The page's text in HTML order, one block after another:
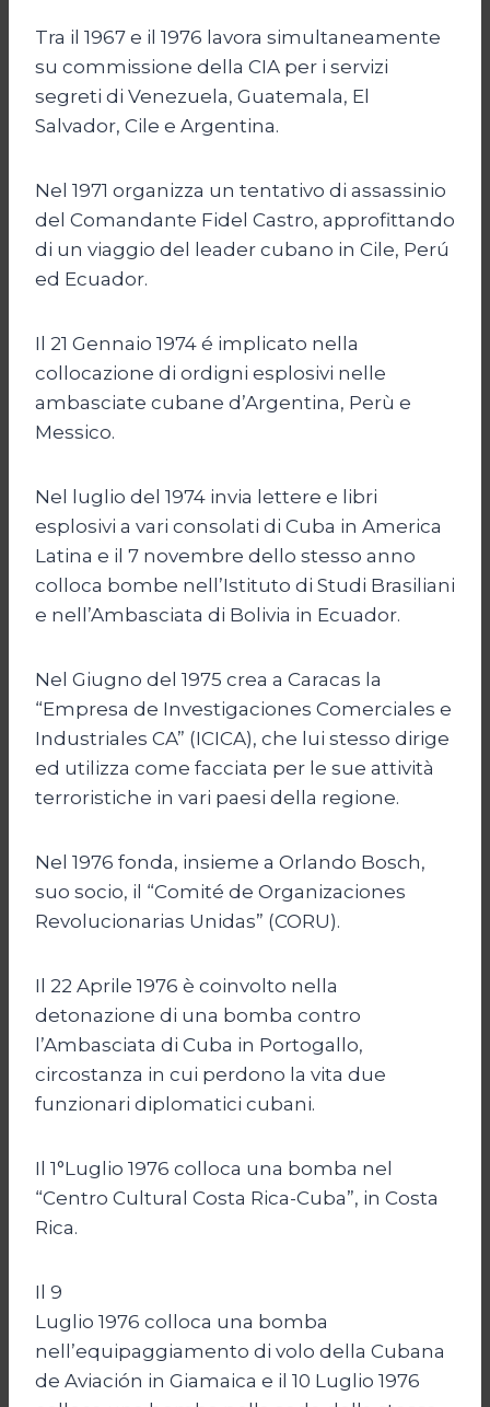
Tra il 1967 e il 1976 lavora simultaneamente
su commissione della CIA per i servizi
segreti di Venezuela, Guatemala, El
Salvador, Cile e Argentina.
Nel 1971 organizza un tentativo di assassinio
del Comandante Fidel Castro, approfittando
di un viaggio del leader cubano in Cile, Perú
ed Ecuador.
Il 21 Gennaio 1974 é implicato nella
collocazione di ordigni esplosivi nelle
ambasciate cubane d’Argentina, Perù e
Messico.
Nel luglio del 1974 invia lettere e libri
esplosivi a vari consolati di Cuba in America
Latina e il 7 novembre dello stesso anno
colloca bombe nell’Istituto di Studi Brasiliani
e nell’Ambasciata di Bolivia in Ecuador.
Nel Giugno del 1975 crea a Caracas la
“Empresa de Investigaciones Comerciales e
Industriales CA” (ICICA), che lui stesso dirige
ed utilizza come facciata per le sue attività
terroristiche in vari paesi della regione.
Nel 1976 fonda, insieme a Orlando Bosch,
suo socio, il “Comité de Organizaciones
Revolucionarias Unidas” (CORU).
Il 22 Aprile 1976 è coinvolto nella
detonazione di una bomba contro
l’Ambasciata di Cuba in Portogallo,
circostanza in cui perdono la vita due
funzionari diplomatici cubani.
Il 1°Luglio 1976 colloca una bomba nel
“Centro Cultural Costa Rica-Cuba”, in Costa
Rica.
Il 9
Luglio 1976 colloca una bomba
nell’equipaggiamento di volo della Cubana
de Aviación in Giamaica e il 10 Luglio 1976